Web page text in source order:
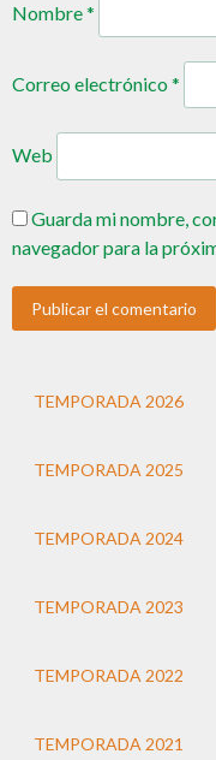
Nombre*
Correo electrónico*
Web
Guarda mi nombre,
navegador para la
TEMPORADA 2026
TEMPORADA 2025
TEMPORADA 2024
TEMPORADA 2023
TEMPORADA 2022
TEMPORADA 2021